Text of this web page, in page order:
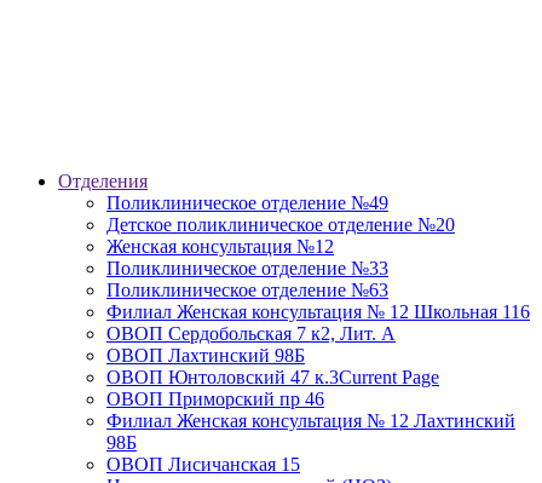
Отделения
Поликлиническое отделение №49
Детское поликлиническое отделение №20
Женская консультация №12
Поликлиническое отделение №33
Поликлиническое отделение №63
Филиал Женская консультация № 12 Школьная 116
ОВОП Сердобольская 7 к2, Лит. А
ОВОП Лахтинский 98Б
ОВОП Юнтоловский 47 к.3Current Page
ОВОП Приморский пр 46
Филиал Женская консультация № 12 Лахтинский
98Б
ОВОП Лисичанская 15